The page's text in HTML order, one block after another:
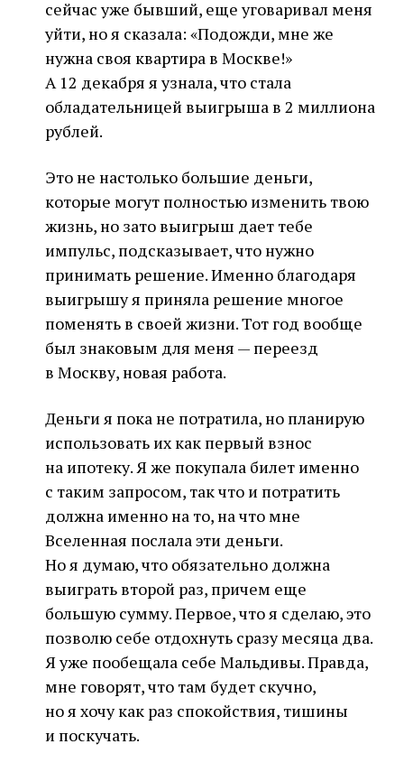
сейчас уже бывший, еще уговаривал меня
уйти, но я сказала: «Подожди, мне же
нужна своя квартира в Москве!»
А 12 декабря я узнала, что стала
обладательницей выигрыша в 2 миллиона
рублей.
Это не настолько большие деньги,
которые могут полностью изменить твою
жизнь, но зато выигрыш дает тебе
импульс, подсказывает, что нужно
принимать решение. Именно благодаря
выигрышу я приняла решение многое
поменять в своей жизни. Тот год вообще
был знаковым для меня — переезд
в Москву, новая работа.
Деньги я пока не потратила, но планирую
использовать их как первый взнос
на ипотеку. Я же покупала билет именно
с таким запросом, так что и потратить
должна именно на то, на что мне
Вселенная послала эти деньги.
Но я думаю, что обязательно должна
выиграть второй раз, причем еще
большую сумму. Первое, что я сделаю, это
позволю себе отдохнуть сразу месяца два.
Я уже пообещала себе Мальдивы. Правда,
мне говорят, что там будет скучно,
но я хочу как раз спокойствия, тишины
и поскучать.